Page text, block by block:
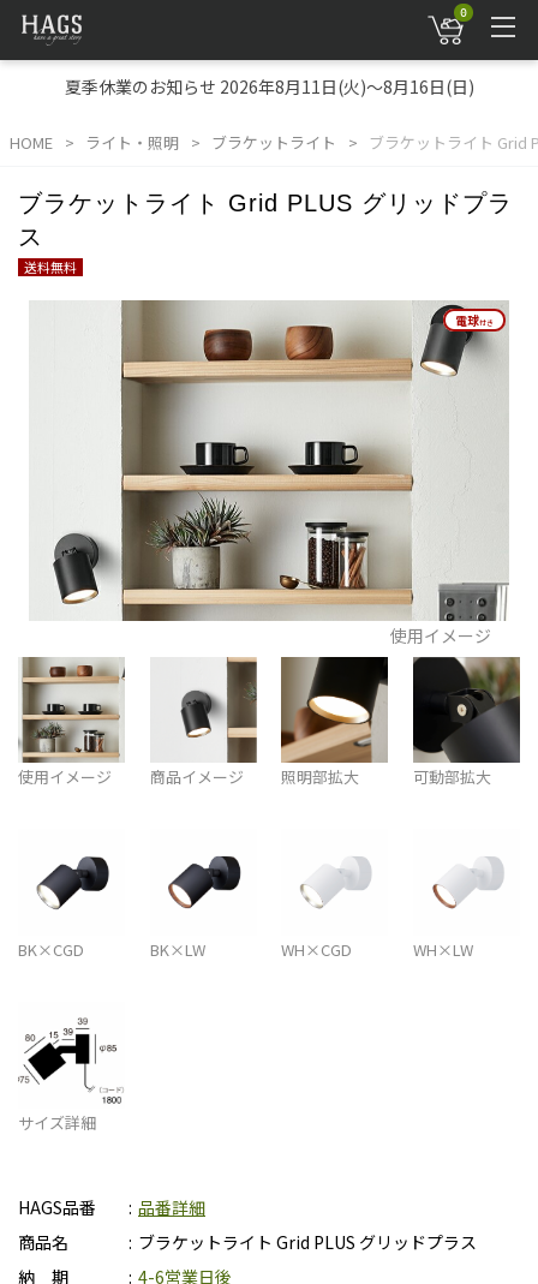
0
夏季休業のお知らせ 2026年8月11日(火)～8月16日(日)
HOME ライト・照明 ブラケットライト ブラケットライト Grid
ブラケットライト Grid PLUS グリッドプラ
ス
送料無料
電球付き
電球付き
使用イメージ
使用イメージ 商品イメージ 照明部拡大 可動部拡大
BK×CGD BK×LW WH×CGD WH×LW
サイズ詳細
HAGS品番
品番詳細
商品名
ブラケットライト Grid PLUS グリッドプラス
納 期
4-6営業日後